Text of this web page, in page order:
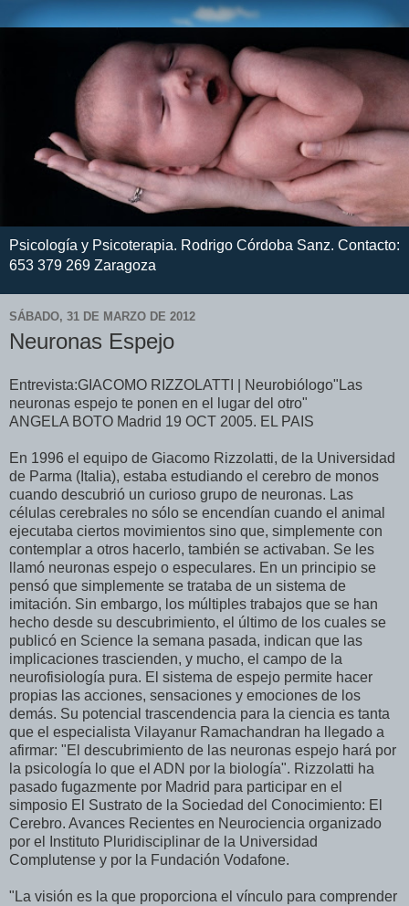
Psicología y Psicoterapia. Rodrigo Córdoba Sanz. Contacto:
653 379 269 Zaragoza
SÁBADO, 31 DE MARZO DE 2012
Neuronas Espejo
Entrevista:GIACOMO RIZZOLATTI | Neurobiólogo"Las
neuronas espejo te ponen en el lugar del otro"
ANGELA BOTO Madrid 19 OCT 2005. EL PAIS
En 1996 el equipo de Giacomo Rizzolatti, de la Universidad
de Parma (Italia), estaba estudiando el cerebro de monos
cuando descubrió un curioso grupo de neuronas. Las
células cerebrales no sólo se encendían cuando el animal
ejecutaba ciertos movimientos sino que, simplemente con
contemplar a otros hacerlo, también se activaban. Se les
llamó neuronas espejo o especulares. En un principio se
pensó que simplemente se trataba de un sistema de
imitación. Sin embargo, los múltiples trabajos que se han
hecho desde su descubrimiento, el último de los cuales se
publicó en Science la semana pasada, indican que las
implicaciones trascienden, y mucho, el campo de la
neurofisiología pura. El sistema de espejo permite hacer
propias las acciones, sensaciones y emociones de los
demás. Su potencial trascendencia para la ciencia es tanta
que el especialista Vilayanur Ramachandran ha llegado a
afirmar: "El descubrimiento de las neuronas espejo hará por
la psicología lo que el ADN por la biología". Rizzolatti ha
pasado fugazmente por Madrid para participar en el
simposio El Sustrato de la Sociedad del Conocimiento: El
Cerebro. Avances Recientes en Neurociencia organizado
por el Instituto Pluridisciplinar de la Universidad
Complutense y por la Fundación Vodafone.
"La visión es la que proporciona el vínculo para comprender